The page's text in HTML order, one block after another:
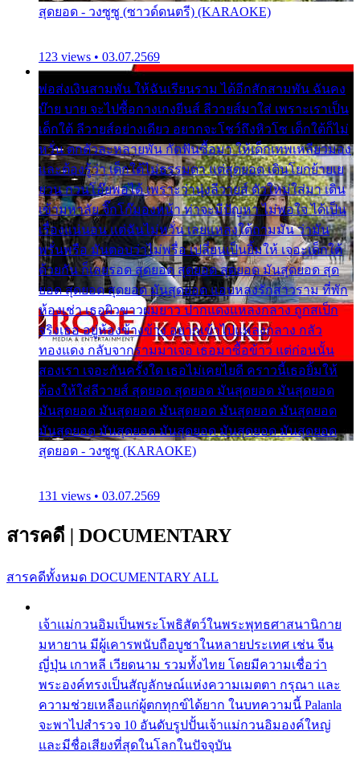
สุดยอด - วงซูซู (ซาวด์ดนตรี) (KARAOKE)
123 views • 03.07.2569
พ่อส่งเงินสามพัน ให้ฉันเรียนราม ได้อีกสักสามพัน ฉันคง
บ๊าย บาย จะไปซื้อกางเกงยีนส์ ลีวายส์มาใส่ เพราะเราเป็น
เด็กใต้ ลีวายส์อย่างเดียว อยากจะโชว์ถึงหิวโซ เด็กใต้ก็ไม่
หวั่น ตกตัวละหลายพัน กัดฟันซื้อมา ให้เด็กเทพเหลียวมอง
และต้องรู้ว่า เด็กใต้ไม่ธรรมดา แต่สุดยอด เดินโยกย้ายเย
ยวน กวนโอ๊ยพอได้ เพราะว่านุ่งลีวายส์ ตัวใหม่ใส่มา เดิน
เข้ามหาลัย จิ๊กโก๊มองหน้า ท่าจะมีปัญหา ไม่พอใจ ได้เป็น
เรื่องแน่นอน แต่ฉันไม่หวั่น เลยแหลงใต้ถามมัน ว่ามัน
พรั่นพรือ มันตอบว่าไม่พรื่อ เปลี่ยนเป็นยิ้มให้ เจอะเด็กใต้
ด้วยกัน ก็เลยรอด สุดยอด สุดยอด สุดยอด มันสุดยอด สุด
ยอด สุดยอด สุดยอด มันสุดยอด แอบหลงรักสาวราม ที่พัก
ห้องเช่า เธอผิวขาวผมยาว ปากแดงแหลงกลาง ถูกสเป็ก
จริงเธอ อยู่ห้องข้างข้าง อยากเข้าไปแหลงกลาง กลัว
ทองแดง กลับจากรามมาเจอ เธอมาซื้อข้าว แต่ก่อนนั้น
สองเรา เจอะกันครั้งใด เธอไม่เคยไยดี คราวนี้เธอยิ้มให้
ต้องให้ใส่ลีวายส์ สุดยอด สุดยอด มันสุดยอด มันสุดยอด
มันสุดยอด มันสุดยอด มันสุดยอด มันสุดยอด มันสุดยอด
มันสุดยอด มันสุดยอด มันสุดยอด มันสุดยอด มันสุดยอด
สุดยอด - วงซูซู (KARAOKE)
131 views • 03.07.2569
สารคดี | DOCUMENTARY
สารคดีทั้งหมด DOCUMENTARY ALL
เจ้าแม่กวนอิมเป็นพระโพธิสัตว์ในพระพุทธศาสนานิกาย
มหายาน มีผู้เคารพนับถือบูชาในหลายประเทศ เช่น จีน
ญี่ปุ่น เกาหลี เวียดนาม รวมทั้งไทย โดยมีความเชื่อว่า
พระองค์ทรงเป็นสัญลักษณ์แห่งความเมตตา กรุณา และ
ความช่วยเหลือแก่ผู้ตกทุกข์ได้ยาก ในบทความนี้ Palanla
จะพาไปสำรวจ 10 อันดับรูปปั้นเจ้าแม่กวนอิมองค์ใหญ่
และมีชื่อเสียงที่สุดในโลกในปัจจุบัน